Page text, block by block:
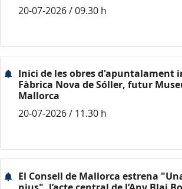
20-07-2026 / 09.30 h
Inici de les obres d'apuntalament
Fàbrica Nova de Sóller, futur
Mallorca
20-07-2026 / 11.30 h
El Consell de Mallorca estrena